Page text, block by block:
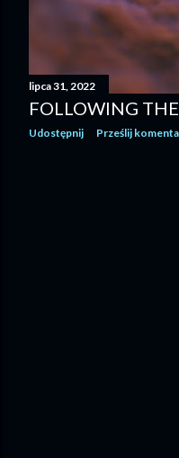
lipca 31, 2022
FOLLOWING
Udostępnij Prześlij